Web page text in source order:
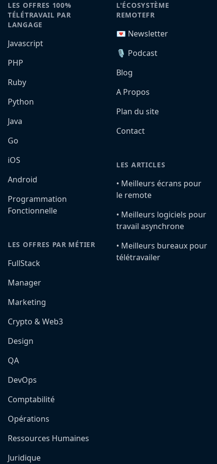
LES OFFRES 100%
TÉLÉTRAVAIL PAR
LANGAGE
Javascript
PHP
Ruby
Python
Java
Go
iOS
Android
Programmation
Fonctionnelle
LES OFFRES PAR MÉTIER
FullStack
Manager
Marketing
Crypto & Web3
Design
QA
DevOps
Comptabilité
Opérations
Ressources Humaines
Juridique
L'ÉCOSYSTÈME
REMOTEFR
💌 Newsletter
🎙️ Podcast
Blog
A Propos
Plan du site
Contact
LES ARTICLES
•️ Meilleurs écrans pour
le remote
•️ Meilleurs logiciels pour
travail asynchrone
•️ Meilleurs bureaux pour
télétravailer